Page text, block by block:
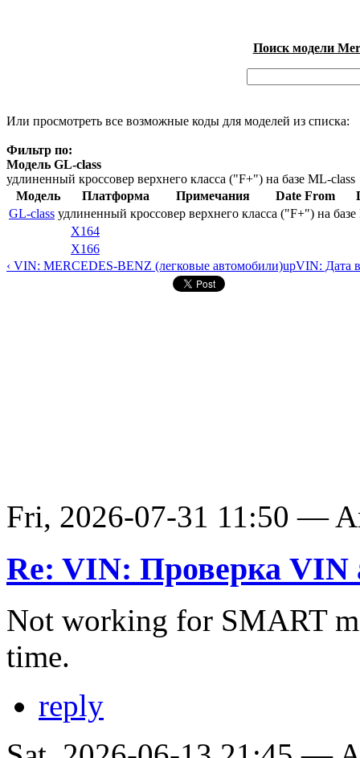
Поиск модели
Или просмотреть все возможные коды для моделей из списка:
Фильтр по:
Модель GL-class
удлиненный кроссовер верхнего класса ("F+") на базе ML-class
Модель
Платформа Примечания Date From
GL-class удлиненный кроссовер верхнего класса ("F+") на
X164
X166
‹ VIN: MERCEDES-BENZ (легковые автомобили)upVIN: Дата
Fri, 2026-07-31 11:50 —
Re: VIN: Проверка VIN
Not working for SMART
time.
reply